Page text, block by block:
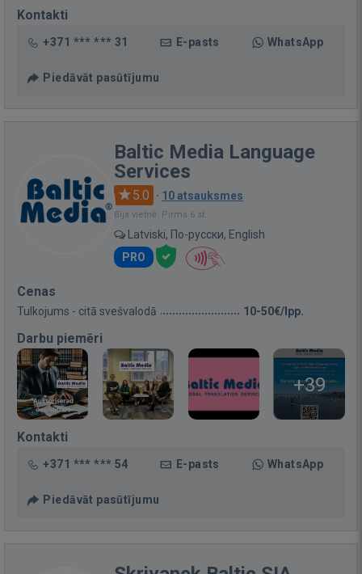
Kontakti
+371 *** *** 31 E-pasts WhatsApp
Piedāvāt pasūtījumu
Baltic Media Language
Services
5.0 · 10 atsauksmes
Bija vietnē: Pirms 6 st.
Latviski, По-русски, English
PRO
Cenas
Tulkojums - citā svešvalodā 10-50€/lpp.
Darbu piemēri
+39
Kontakti
+371 *** *** 54 E-pasts WhatsApp
Piedāvāt pasūtījumu